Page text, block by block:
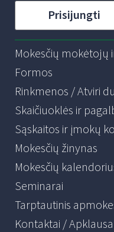
Prisijungti
Mokesčių mokėtojų
Formos
Rinkmenos / Atviri
Skaičiuoklės ir
Sąskaitos ir įmokų
Mokesčių žinynas
Mokesčių
Seminarai
Tarptautinis
Kontaktai / Apklausa